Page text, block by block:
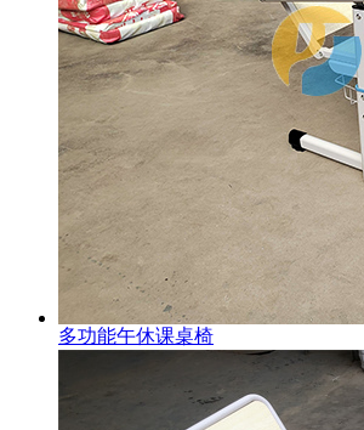
多功能午休课桌椅